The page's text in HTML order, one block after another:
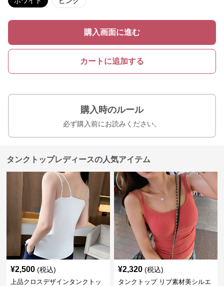
購入画面に進む
カートに追加する
購入時のルール
必ず購入前にお読みください。
タンクトップレディースの人気アイテム
¥2,500 (税込)
上品クロスデザインタンクトッ
¥2,320 (税込)
タンクトップ リブ素材美シルエ